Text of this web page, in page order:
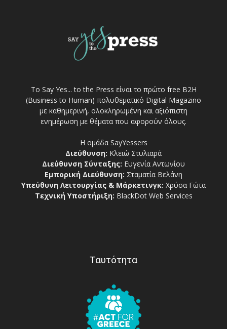
Το Say Yes... to the Press είναι το πρώτο free Β2Η
(Business to Human) πολυθεματικό Digital Magazino
με καθημερινή, ολοκληρωμένη και αξιόπιστη
ενημέρωση με θέματα που αφορούν όλους.
Η ομάδα SayYessers
Διεύθυνση: Κλειώ Στυλιαρά
Διεύθυνση Σύνταξης: Ευγενία Αντωνίου
Εμπορική Διεύθυνση: Σταματία Βελάνη
Υπεύθυνη Λειτουργίας & Μάρκετινγκ: Χρύσα Γώτα
Τεχνική Υποστήριξη: BlackDot Web Services
Ταυτότητα